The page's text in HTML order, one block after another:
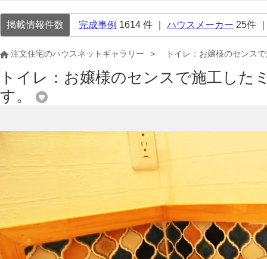
掲載情報件数 完成事例 1614 件 ｜ ハウスメーカー 25件
注文住宅のハウスネットギャラリー トイレ：お嬢様のセンス
トイレ：お嬢様のセンスで施工し
す。